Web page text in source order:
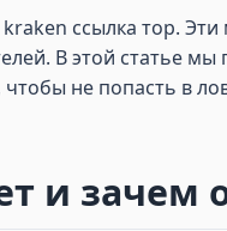
ссылка тор.
В этой статье мы
не попасть в
и зачем